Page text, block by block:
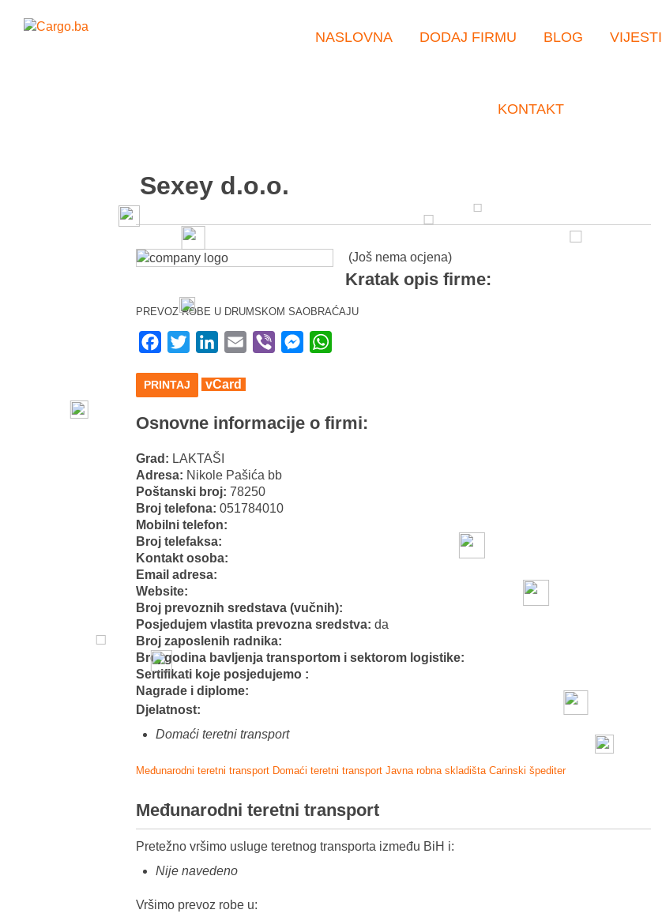
NASLOVNA DODAJ FIRMU BLOG VIJESTI
KONTAKT
Sexey d.o.o.
(Još nema ocjena)
Kratak opis firme:
PREVOZ ROBE U DRUMSKOM SAOBRAĆAJU
Facebook
Twitter LinkedIn
Email Viber Messenger
PRINTAJ vCard
Osnovne informacije o firmi:
Grad: LAKTAŠI
Adresa: Nikole Pašića bb
Poštanski broj: 78250
Broj telefona: 051784010
Mobilni telefon:
Broj telefaksa:
Kontakt osoba:
Email adresa:
Website:
Broj prevoznih sredstava (vučnih):
Posjedujem vlastita prevozna sredstva: da
Broj zaposlenih radnika:
Broj godina bavljenja transportom i sektorom logistike:
Sertifikati koje posjedujemo :
Nagrade i diplome:
Djelatnost:
Domaći teretni transport
Međunarodni teretni transport Domaći teretni transport Javna robna skladišta Carinski špediter
Međunarodni teretni transport
Pretežno vršimo usluge teretnog transporta između BiH i:
Nije navedeno
Vršimo prevoz robe u: